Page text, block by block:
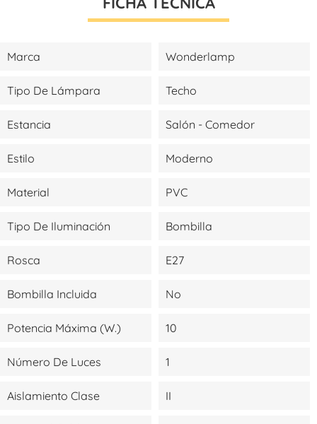
Marca Wonderlamp
Tipo De Lámpara Techo
Estancia Salón - Comedor
Estilo Moderno
Material PVC
Tipo De Iluminación Bombilla
Rosca E27
Bombilla Incluida No
Potencia Máxima (W.) 10
Número De Luces 1
Aislamiento Clase II